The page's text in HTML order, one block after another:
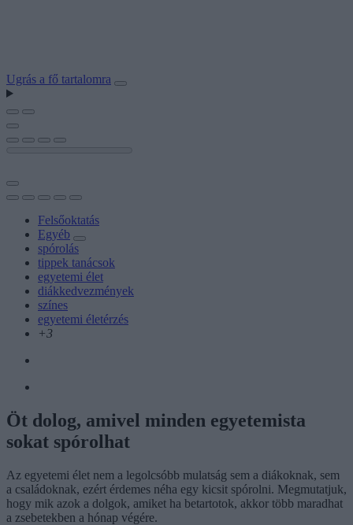
Ugrás a fő tartalomra
Felsőoktatás
Egyéb
spórolás
tippek tanácsok
egyetemi élet
diákkedvezmények
színes
egyetemi életérzés
+3
Öt dolog, amivel minden egyetemista
sokat spórolhat
Az egyetemi élet nem a legolcsóbb mulatság sem a diákoknak, sem
a családoknak, ezért érdemes néha egy kicsit spórolni. Megmutatjuk,
hogy mik azok a dolgok, amiket ha betartotok, akkor több maradhat
a zsebetekben a hónap végére.